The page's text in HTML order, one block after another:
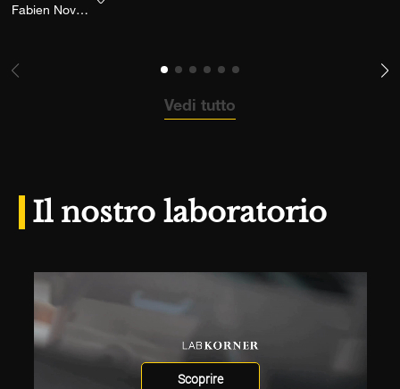
Fabien Novarino
Vedi tutto
Il nostro laboratorio
Scoprire